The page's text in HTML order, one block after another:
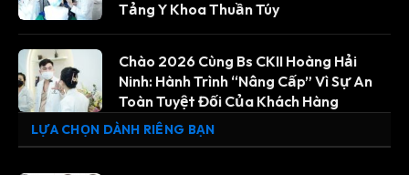
Tảng Y Khoa Thuần Túy
Chào 2026 Cùng Bs CKII Hoàng Hải
Ninh: Hành Trình “Nâng Cấp” Vì Sự An
Toàn Tuyệt Đối Của Khách Hàng
LỰA CHỌN DÀNH RIÊNG BẠN